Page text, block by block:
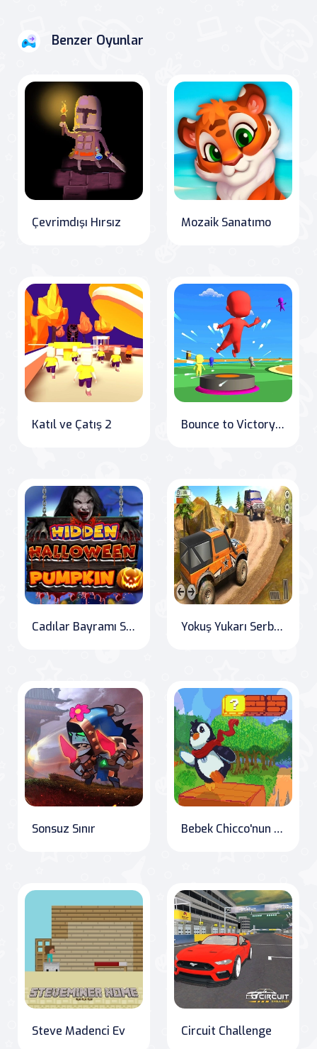
Benzer Oyunlar
Çevrimdışı Hırsız Mozaik Sanatımo
Katıl ve Çatış 2 Bounce to Victory: 3D Race Challenge
Cadılar Bayramı Saklı Balkabağı Yokuş Yukarı Serbest Sürüş
Sonsuz Sınır Bebek Chicco'nun Maceraları
Steve Madenci Ev Circuit Challenge